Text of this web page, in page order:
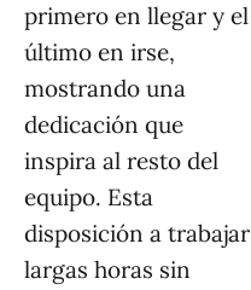
primero en llegar y el
último en irse,
mostrando una
dedicación que
inspira al resto del
equipo. Esta
disposición a trabajar
largas horas sin